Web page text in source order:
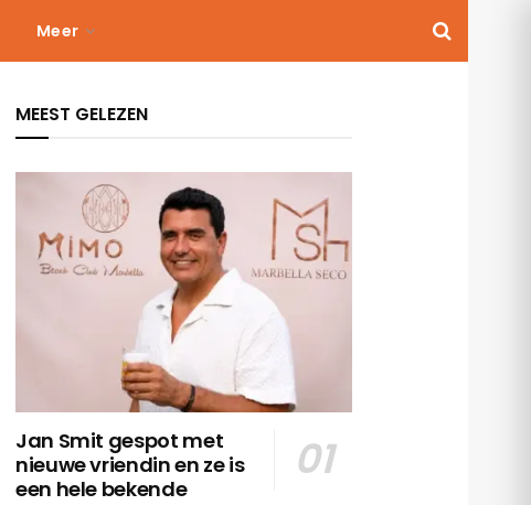
Meer
MEEST GELEZEN
Jan Smit gespot met
nieuwe vriendin en ze is
een hele bekende